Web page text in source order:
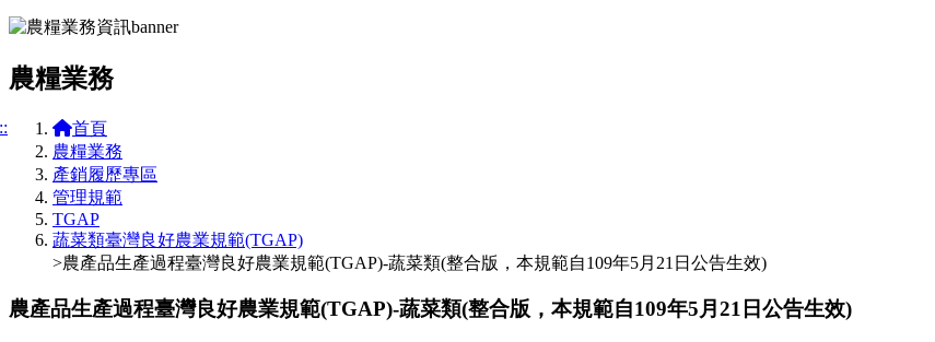
農糧業務
首頁
農糧業務
產銷履歷專區
管理規範
TGAP
蔬菜類臺灣良好農業規範(TGAP)
>農產品生產過程臺灣良好農業規範(TGAP)-蔬菜類(整合版，本規範自109年5月21日公告生效)
農產品生產過程臺灣良好農業規範(TGAP)-蔬菜類(整合版，本規範自109年5月21日公告生效)